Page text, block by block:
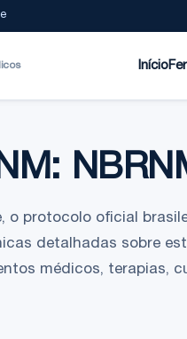
Início
o protocolo oficial
detalhadas sobre
médicos, terapias,